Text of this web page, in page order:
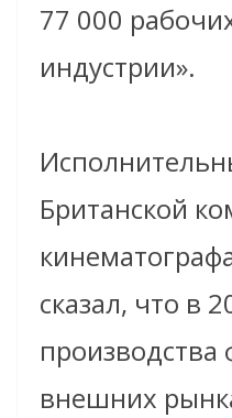
77 000
индустрии».
Британской
сказал, что в
внешних